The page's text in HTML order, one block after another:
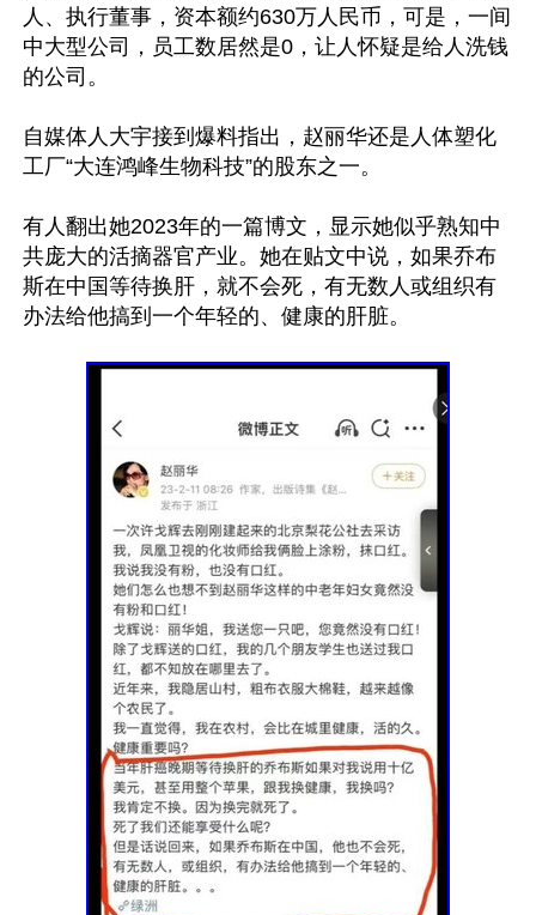
人、执行董事，资本额约630万人民币，可是，一间
中大型公司，员工数居然是0，让人怀疑是给人洗钱
的公司。
自媒体人大宇接到爆料指出，赵丽华还是人体塑化
工厂“大连鸿峰生物科技”的股东之一。
有人翻出她2023年的一篇博文，显示她似乎熟知中
共庞大的活摘器官产业。她在贴文中说，如果乔布
斯在中国等待换肝，就不会死，有无数人或组织有
办法给他搞到一个年轻的、健康的肝脏。